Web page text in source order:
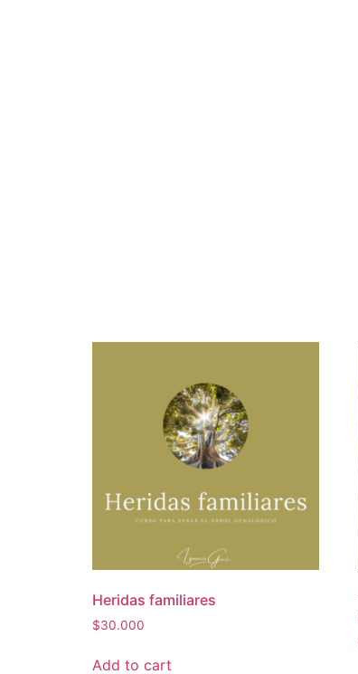
Heridas familiares
$30.000
Add to cart